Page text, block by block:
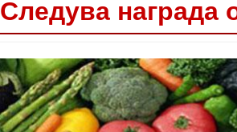
Следува награда